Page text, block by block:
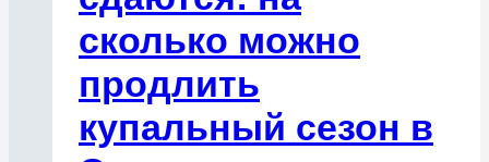
сколько можно
продлить
купальный сезон в